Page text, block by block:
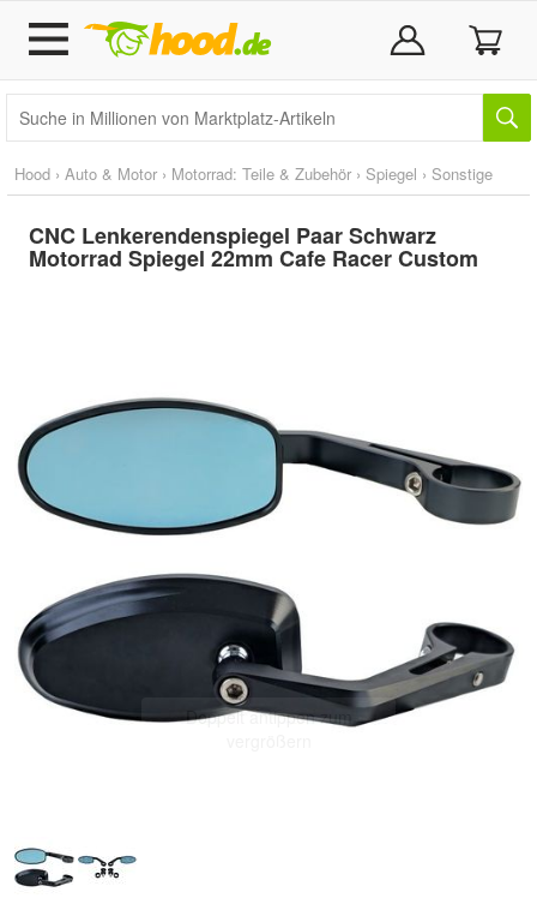
Hood › Auto & Motor › Motorrad: Teile & Zubehör › Spiegel › Sonstige
CNC Lenkerendenspiegel Paar Schwarz
Motorrad Spiegel 22mm Cafe Racer Custom
Doppelt antippen zum